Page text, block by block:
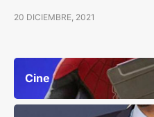
20 DICIEMBRE, 2021
Cine